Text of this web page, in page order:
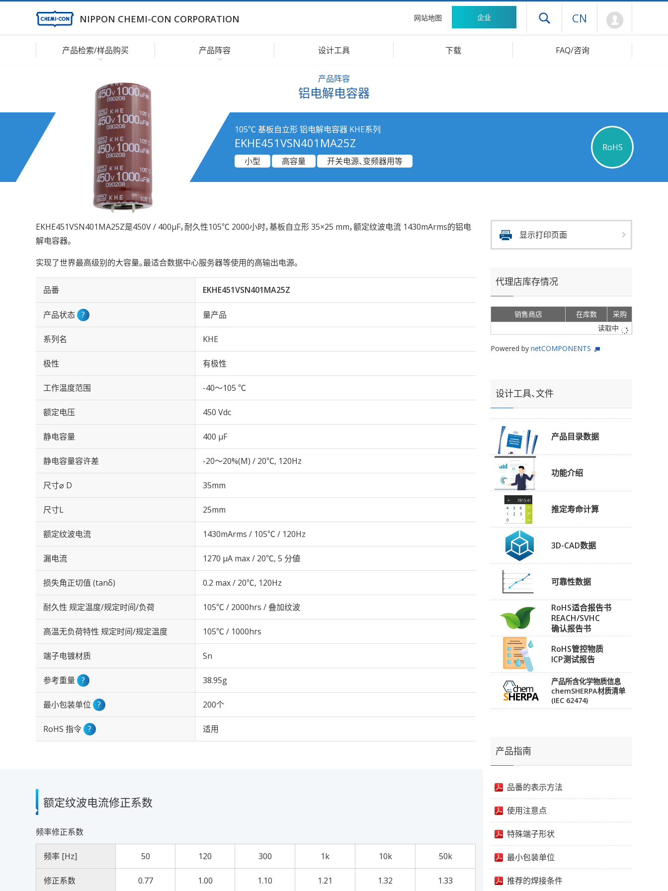
NIPPON CHEMI-CON CORPORATION 网站地图 企业 打开抽屉菜单
CN
产品检索/样品购买 产品阵容 设计工具 下载 FAQ/咨询
产品阵容
铝电解电容器
105℃ 基板自立形 铝电解电容器 KHE系列
EKHE451VSN401MA25Z
RoHS
小型
高容量 开关电源、变频器用等
EKHE451VSN401MA25Z是450V / 400µF，耐久性105℃ 2000小时，基板自立形 35×25 mm，额定纹波电流 1430mArms的铝电
解电容器。
实现了世界最高级别的大容量。最适合数据中心服务器等使用的高输出电源。
品番 EKHE451VSN401MA25Z
产品状态 ? 量产品
系列名 KHE
极性 有极性
工作温度范围 -40～105 ℃
额定电压 450 Vdc
静电容量 400 µF
静电容量容许差 -20～20%(M) / 20℃, 120Hz
尺寸⌀ D 35mm
尺寸L 25mm
额定纹波电流 1430mArms / 105℃ / 120Hz
漏电流 1270 μA max / 20℃, 5 分値
损失角正切值 (tanδ) 0.2 max / 20℃, 120Hz
耐久性 规定温度/规定时间/负荷 105℃ / 2000hrs / 叠加纹波
高温无负荷特性 规定时间/规定温度 105℃ / 1000hrs
端子电镀材质 Sn
参考重量 ? 38.95g
最小包装单位 ? 200个
RoHS 指令 ? 适用
额定纹波电流修正系数
频率修正系数
频率 [Hz] 50 120 300 1k 10k 50k
修正系数 0.77 1.00 1.10 1.21 1.32 1.33
显示打印页面
代理店库存情况
销售商店 在库数
采购
读取中
Powered by netCOMPONENTS
设计工具、文件
产品目录数据
功能介绍
推定寿命计算
3D-CAD数据
可靠性数据
RoHS适合报告书
REACH/SVHC
确认报告书
RoHS管控物质
ICP测试报告
产品所含化学物质信息
chemSHERPA材质清单
(IEC 62474)
产品指南
品番的表示方法
使用注意点
特殊端子形状
最小包装单位
推荐的焊接条件